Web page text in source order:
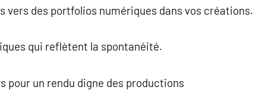
vers des portfolios numériques dans vos créations.
qui reflètent la spontanéité.
pour un rendu digne des productions